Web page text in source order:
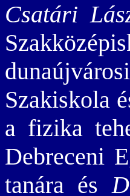
Csatári
Szakiskola
a fizika
Debreceni
tanára és